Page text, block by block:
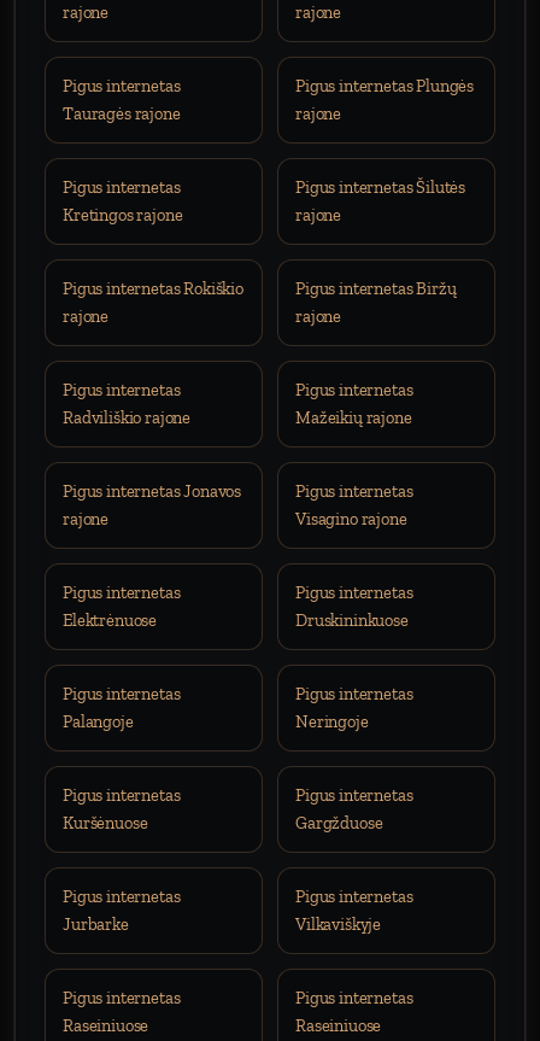
rajone
rajone
Pigus internetas
Tauragės rajone
Pigus internetas Plungės
rajone
Pigus internetas
Kretingos rajone
Pigus internetas Šilutės
rajone
Pigus internetas Rokiškio
rajone
Pigus internetas Biržų
rajone
Pigus internetas
Radviliškio rajone
Pigus internetas
Mažeikių rajone
Pigus internetas Jonavos
rajone
Pigus internetas
Visagino rajone
Pigus internetas
Elektrėnuose
Pigus internetas
Druskininkuose
Pigus internetas
Palangoje
Pigus internetas
Neringoje
Pigus internetas
Kuršėnuose
Pigus internetas
Gargžduose
Pigus internetas
Jurbarke
Pigus internetas
Vilkaviškyje
Pigus internetas
Raseiniuose
Pigus internetas
Raseiniuose